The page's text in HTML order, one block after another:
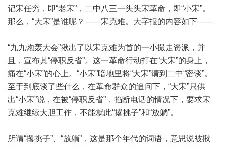
记宋任穷，即“老宋”，二中八三一头头宋革命，即“小宋”。
那么，“大宋”是谁呢？——宋克难。大字报的内容如下——
“九九炮轰大会”揪出了以宋克难为首的一小撮走资派，并
且，宣布其“停职反省”。这一革命行动打在“大宋”的身上，
痛在“小宋”的心上。“小宋”暗地里将“大宋”请到二中“密谈”。
至于到底谈了些什么，在革命群众的追问下，“大宋”只供
出“小宋”说，在被“停职反省”，掐断电话的情况下，要求宋
克难继续大胆工作，不能就此“撂挑子”和“放躺”。
所谓“撂挑子”、“放躺”，这是那个年代的词语，意思说被揪